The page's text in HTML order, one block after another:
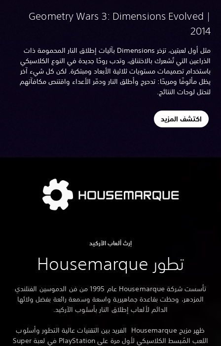
Geometry Wars 3: Dimensions
مثل أول لعبتين، تزخر Dimensions بآليات إطلاق النار المحمومة ذات
التي تُشعرك بالاختناق، وتدب روحًا جديدة في النوع الكلاسيكي
تصميمات مستويات ثلاثية الأبعاد ومبتكرة. لكن كل شيء آخر
مألوفًا ومريحًا: تدحرج وأطلق النار ودمّر الأعداء واقتنص مكافآتهم
لوحات النتائج.
اكتشف المزيد
إرث ألعاب الآركيد
تطور Housemarque
تأسست شركة Housemarque عام 1995 من فن الدموسين الفنلندي
المزدهر، وحظت بقاعدة جماهيرية واسعة وسمعة رائعة بفضل ولائها
الدائم لألعاب إطلاق النار بأسلوب الآركيد.
ظهر مزيج Housemarque الفريد بين التقنيات عالية التطور وأسلوب
اللعب المُبسط الكلاسيكي لأول مرة على PlayStation في لعبة Super